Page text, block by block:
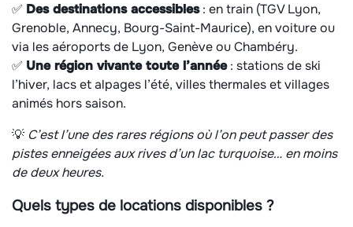
✅ Des destinations accessibles: en train (TGV Lyon,
Grenoble, Annecy, Bourg-Saint-Maurice), en voiture ou
via les aéroports de Lyon, Genève ou Chambéry.
✅ Une région vivante toute l’année: stations de ski
l’hiver, lacs et alpages l’été, villes thermales et villages
animés hors saison.
💡 C’est l’une des rares régions où l’on peut passer des
pistes enneigées aux rives d’un lac turquoise… en moins
de deux heures.
Quels types de locations disponibles ?